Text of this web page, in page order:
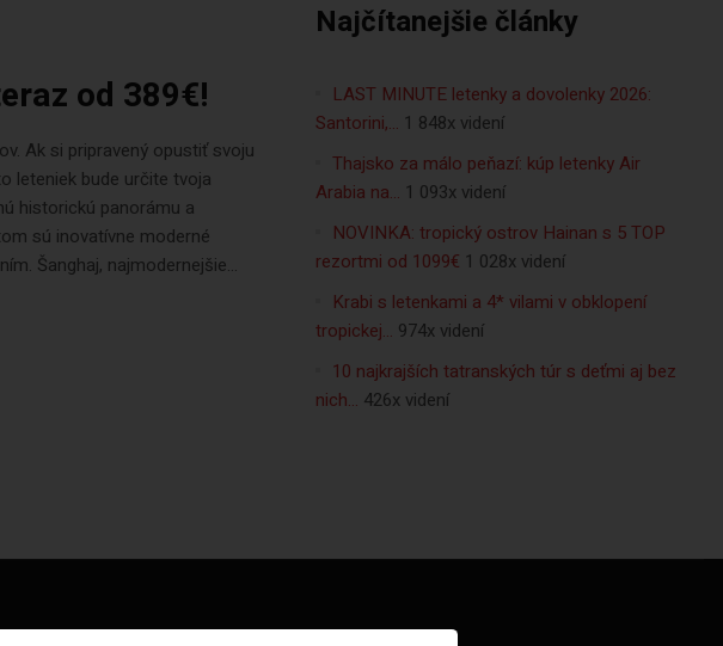
od 389€!
Ak si pripravený opustiť svoju
leteniek bude určite tvoja
historickú panorámu a
sú inovatívne moderné
Šanghaj, najmodernejšie...
Najčítanejšie články
LAST MINUTE letenky a dovolenky 2026:
Santorini,… 1 848x videní
Thajsko za málo peňazí: kúp letenky Air
Arabia na… 1 093x videní
NOVINKA: tropický ostrov Hainan s 5 TOP
rezortmi od 1099€ 1 028x videní
Krabi s letenkami a 4* vilami v obklopení
tropickej… 974x videní
10 najkrajších tatranských túr s deťmi aj bez
nich… 426x videní